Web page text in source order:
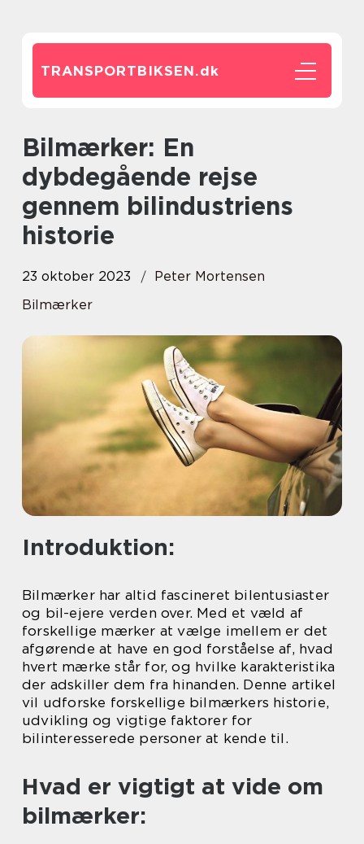
TRANSPORTBIKSEN.dk
Bilmærker: En
dybdegående rejse
gennem bilindustriens
historie
23 oktober 2023
Peter Mortensen
Bilmærker
Introduktion:
Bilmærker har altid fascineret bilentusiaster
og bil-ejere verden over. Med et væld af
forskellige mærker at vælge imellem er det
afgørende at have en god forståelse af, hvad
hvert mærke står for, og hvilke karakteristika
der adskiller dem fra hinanden. Denne artikel
vil udforske forskellige bilmærkers historie,
udvikling og vigtige faktorer for
bilinteresserede personer at kende til.
Hvad er vigtigt at vide om
bilmærker: